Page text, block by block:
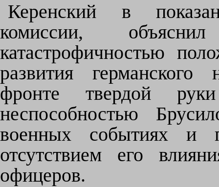
Керенский в
комиссии,
катастрофичностью
развития германского
фронте твердой
неспособностью
военных событиях и
отсутствием его
офицеров.